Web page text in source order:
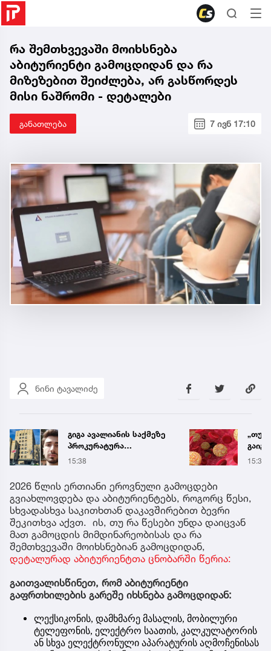
რა შემთხვევაში მოიხსნება
აბიტურიენტი გამოცდიდან და რა
მიზეზებით შეიძლება, არ გასწორდეს
მისი ნაშრომი - დეტალები
განათლება 7 ივნ 17:10
ნინი ტავალიძე
გიგა ავალიანის საქმეზე
პროკურატურა
განცხადებას ავრცელებს
15:38
„თუ
15:39
2026 წლის ერთიანი ეროვნული გამოცდები
გვიახლოვდება და აბიტურიენტებს, როგორც წესი,
სხვადასხვა საკითხთან დაკავშირებით ბევრი
შეკითხვა აქვთ. ის, თუ რა წესები უნდა დაიცვან
მათ გამოცდის მიმდინარეობისას და რა
შემთხვევაში მოიხსნებიან გამოცდიდან,
დეტალურად აბიტურიენტთა ცნობარში წერია:
გაითვალისწინეთ, რომ აბიტურიენტი
გაფრთხილების გარეშე იხსნება გამოცდიდან:
ლექსიკონის, დამხმარე მასალის, მობილური
ტელეფონის, ელექტრო საათის, კალკულატორის
ან სხვა ელექტრონული აპარატურის აღმოჩენისას